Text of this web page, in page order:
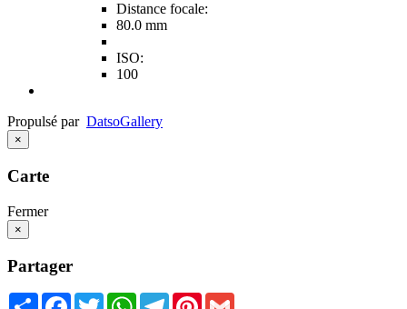
Distance focale:
80.0 mm
ISO:
100
Propulsé par DatsoGallery
×
Carte
Fermer
×
Partager
Share Facebook
TwitterWhatsApp
TelegramPinterest